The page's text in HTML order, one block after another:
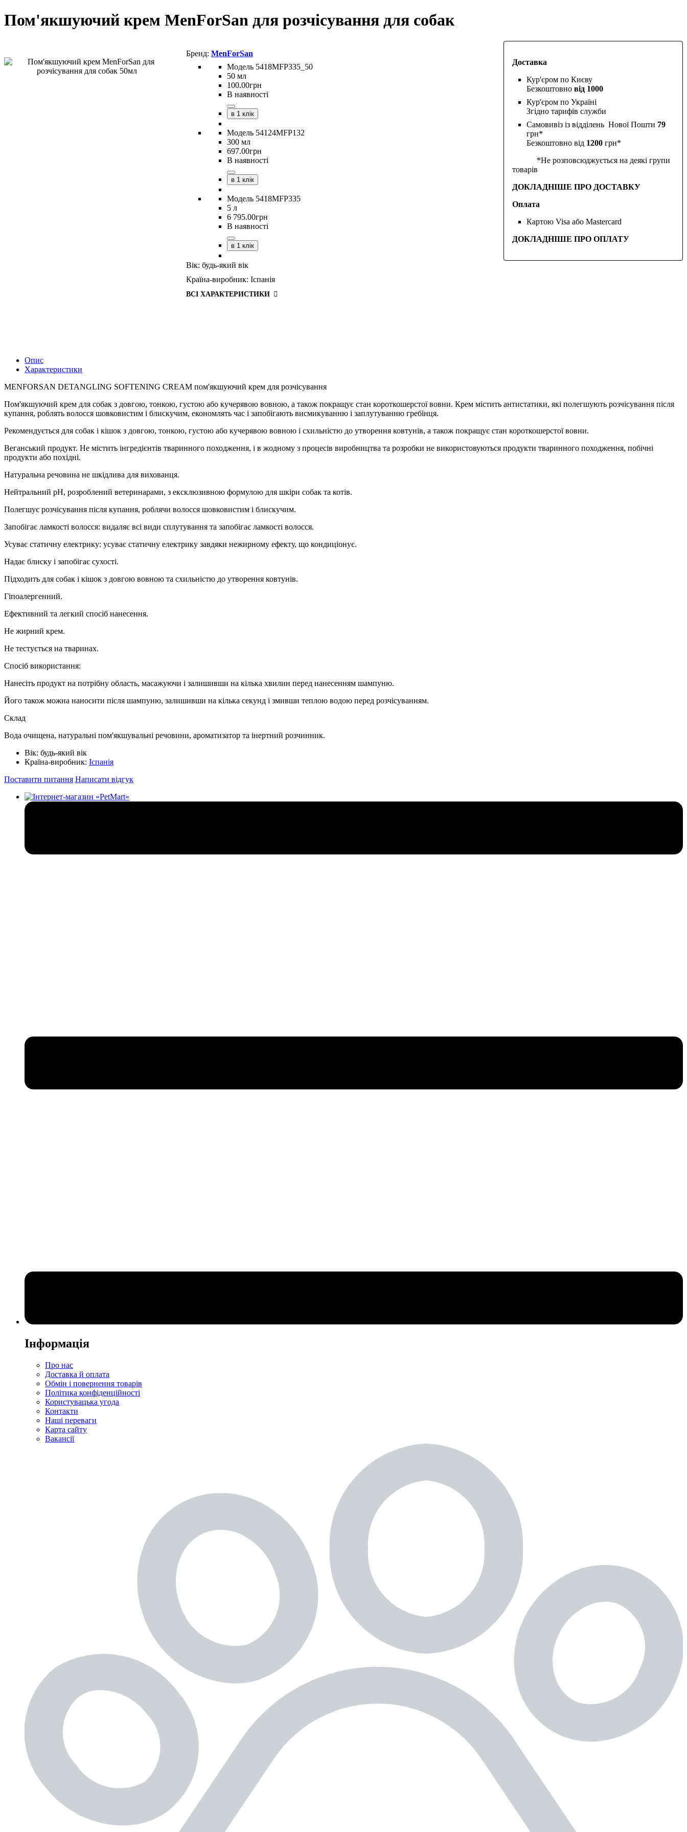
Пом'якшуючий крем MenForSan для розчісування для собак
Доставка
Кур'єром по Києву
Безкоштовно від 1000
Кур'єром по Україні
Згідно тарифів служби
Самовивіз із відділень Нової Пошти 79
грн*
Безкоштовно від 1200 грн*
*Не розповсюджується на деякі групи
товарів
ДОКЛАДНІШЕ ПРО ДОСТАВКУ
Оплата
Картою Visa або Mastercard
ДОКЛАДНІШЕ ПРО ОПЛАТУ
MenForSan
5418MFP335_50
50 мл
100.00грн
В наявності
в 1 клік
54124MFP132
300 мл
697.00грн
В наявності
в 1 клік
5418MFP335
5 л
6 795.00грн
В наявності
в 1 клік
Вік: будь-який вік
Країна-виробник: Іспанія
ВСІ ХАРАКТЕРИСТИКИ
Опис
Характеристики
MENFORSAN DETANGLING SOFTENING CREAM пом'якшуючий крем для розчісування
Пом'якшуючий крем для собак з довгою, тонкою, густою або кучерявою вовною, а також покращує стан короткошерстої вовни. Крем містить антистатики, які полегшують розчісування після
купання, роблять волосся шовковистим і блискучим, економлять час і запобігають висмикуванню і заплутуванню гребінця.
Рекомендується для собак і кішок з довгою, тонкою, густою або кучерявою вовною і схильністю до утворення ковтунів, а також покращує стан короткошерстої вовни.
Веганський продукт. Не містить інгредієнтів тваринного походження, і в жодному з процесів виробництва та розробки не використовуються продукти тваринного походження, побічні
продукти або похідні.
Натуральна речовина не шкідлива для вихованця.
Нейтральний pH, розроблений ветеринарами, з ексклюзивною формулою для шкіри собак та котів.
Полегшує розчісування після купання, роблячи волосся шовковистим і блискучим.
Запобігає ламкості волосся: видаляє всі види сплутування та запобігає ламкості волосся.
Усуває статичну електрику: усуває статичну електрику завдяки нежирному ефекту, що кондиціонує.
Надає блиску і запобігає сухості.
Підходить для собак і кішок з довгою вовною та схильністю до утворення ковтунів.
Гіпоалергенний.
Ефективний та легкий спосіб нанесення.
Не жирний крем.
Не тестується на тваринах.
Спосіб використання:
Нанесіть продукт на потрібну область, масажуючи і залишивши на кілька хвилин перед нанесенням шампуню.
Його також можна наносити після шампуню, залишивши на кілька секунд і змивши теплою водою перед розчісуванням.
Cклад
Вода очищена, натуральні пом'якшувальні речовини, ароматизатор та інертний розчинник.
Вік: будь-який вік
Країна-виробник: Іспанія
Поставити питання Написати відгук
Інформація
Про нас
Доставка й оплата
Обмін і повернення товарів
Політика конфіденційності
Користувацька угода
Контакти
Наші переваги
Карта сайту
Вакансії